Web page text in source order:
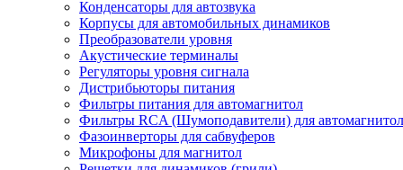
Конденсаторы для автозвука
Корпусы для автомобильных динамиков
Преобразователи уровня
Акустические терминалы
Регуляторы уровня сигнала
Дистрибьюторы питания
Фильтры питания для автомагнитол
Фильтры RCA (Шумоподавители) для автомагнитол
Фазоинверторы для сабвуферов
Микрофоны для магнитол